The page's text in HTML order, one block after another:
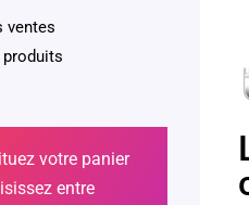
ventes
produits
votre panier
entre